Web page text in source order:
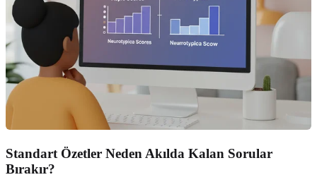
Standart Özetler Neden Akılda Kalan Sorular
Bırakır?